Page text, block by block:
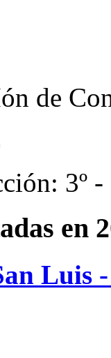
de
3º
en
Luis